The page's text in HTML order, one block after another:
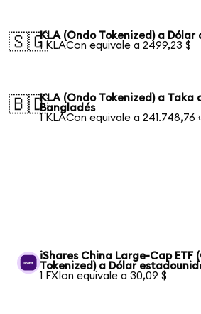
🇸🇬KLA (Ondo Tokenized) a Dólar
1 KLACon equivale a 2499,23 $
🇧🇩KLA (Ondo Tokenized) a Taka
Bangladés
1 KLACon equivale a 241.748,76
iShares China Large-Cap ETF
Tokenized) a Dólar
1 FXIon equivale a 30,09 $